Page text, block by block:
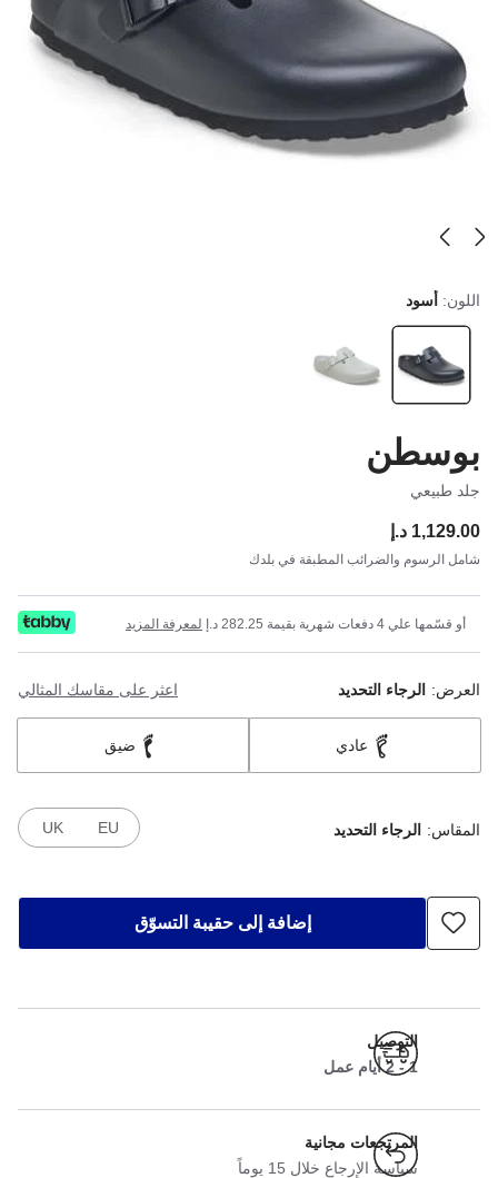
اللون: أسود
بوسطن
جلد طبيعي
1,129.00 د.إ
شامل الرسوم والضرائب المطبقة في بلدك
أو قسّمها علي 4 دفعات شهرية بقيمة 282.25 د.إ لمعرفة المزيد
العرض: الرجاء التحديد اعثر على مقاسك المثالي
عادي ضيق
المقاس: الرجاء التحديد EU
UK
إضافة إلى حقيبة التسوّق
التوصيل
1 - 2 أيام عمل
المرتجعات مجانية
سياسة الإرجاع خلال 15 يوماً